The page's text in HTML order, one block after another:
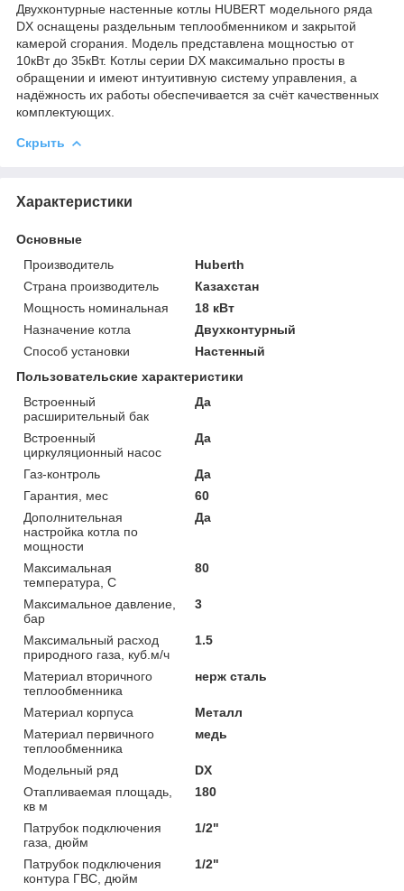
Двухконтурные настенные котлы HUBERT модельного ряда
DX оснащены раздельным теплообменником и закрытой
камерой сгорания. Модель представлена мощностью от
10кВт до 35кВт. Котлы серии DX максимально просты в
обращении и имеют интуитивную систему управления, а
надёжность их работы обеспечивается за счёт качественных
комплектующих.
Скрыть
Характеристики
Основные
Производитель
Huberth
Страна производитель
Казахстан
Мощность номинальная
18 кВт
Назначение котла
Двухконтурный
Способ установки
Настенный
Пользовательские характеристики
Встроенный
расширительный бак
Да
Встроенный
циркуляционный насос
Да
Газ-контроль
Да
Гарантия, мес
60
Дополнительная
настройка котла по
мощности
Да
Максимальная
температура, С
80
Максимальное давление,
бар
3
Максимальный расход
природного газа, куб.м/ч
1.5
Материал вторичного
теплообменника
нерж сталь
Материал корпуса
Металл
Материал первичного
теплообменника
медь
Модельный ряд
DX
Отапливаемая площадь,
кв м
180
Патрубок подключения
газа, дюйм
1/2"
Патрубок подключения
контура ГВС, дюйм
1/2"